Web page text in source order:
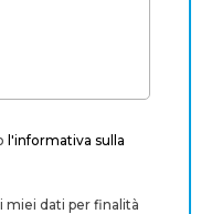
l'informativa sulla
dati per finalità